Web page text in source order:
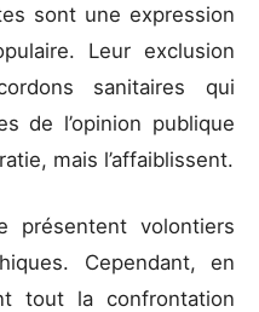
sont une expression
Leur exclusion
sanitaires qui
de l’opinion publique
mais l’affaiblissent.
présentent volontiers
Cependant, en
tout la confrontation